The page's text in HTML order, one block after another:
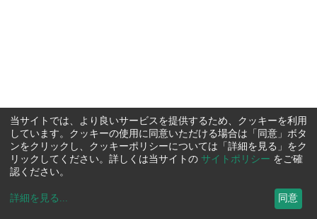
当サイトでは、より良いサービスを提供するため、クッキーを利用
しています。クッキーの使用に同意いただける場合は「同意」ボタ
ンをクリックし、クッキーポリシーについては「詳細を見る」をク
リックしてください。詳しくは当サイトの サイトポリシー をご確
認ください。
詳細を見る ... 同意